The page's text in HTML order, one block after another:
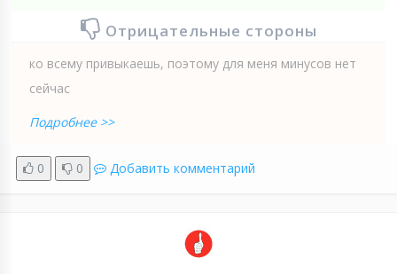
Отрицательные стороны
ко всему привыкаешь, поэтому для меня минусов нет
сейчас
Подробнее >>
0 0 Добавить комментарий